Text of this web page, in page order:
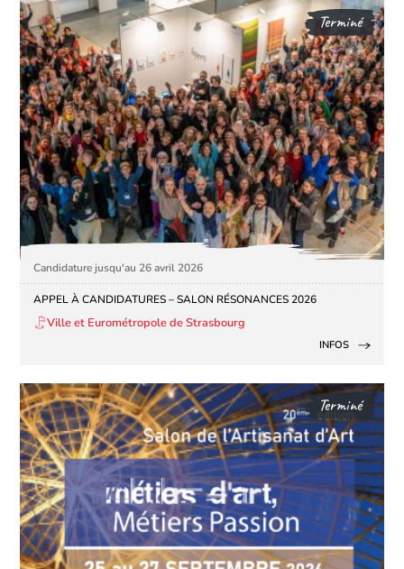
Terminé
Candidature jusqu'au 26 avril 2026
APPEL À CANDIDATURES – SALON RÉSONANCES 2026
Ville et Eurométropole de Strasbourg
INFOS
Terminé